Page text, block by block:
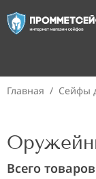
Главная / Сейфы
Всего